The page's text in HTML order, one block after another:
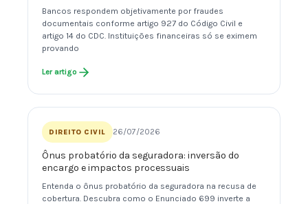
Bancos respondem objetivamente por fraudes
documentais conforme artigo 927 do Código Civil e
artigo 14 do CDC. Instituições financeiras só se eximem
provando
Ler artigo
DIREITO CIVIL 26/07/2026
Ônus probatório da seguradora: inversão do
encargo e impactos processuais
Entenda o ônus probatório da seguradora na recusa de
cobertura. Descubra como o Enunciado 699 inverte a